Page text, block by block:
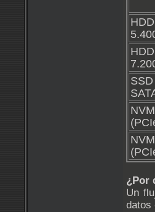
HDD
HDD
SSD
¿Por
Un
datos